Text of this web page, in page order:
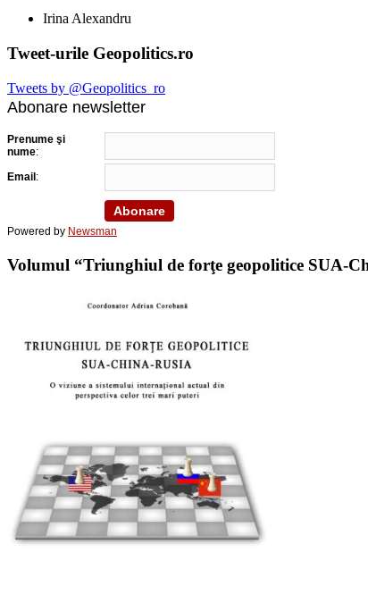
Irina Alexandru
Tweet-urile Geopolitics.ro
Tweets by @Geopolitics_ro
Abonare newsletter
Prenume şi
nume:
Email:
Powered by Newsman
Volumul “Triunghiul de forţe geopolitice SUA-